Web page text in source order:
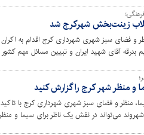
زینت‌بخش شهرکرج شد
و فضای سبز شهری شهرداری کرج اقدام به اکران
بدرقه آقای شهید ایران و تبیین مسائل مهم
و منظر شهر کرج را گزارش کنید
منظر و فضای سبز شهری شهرداری کرج با
می‌تواند در نقش یک ناظر برای سیما و